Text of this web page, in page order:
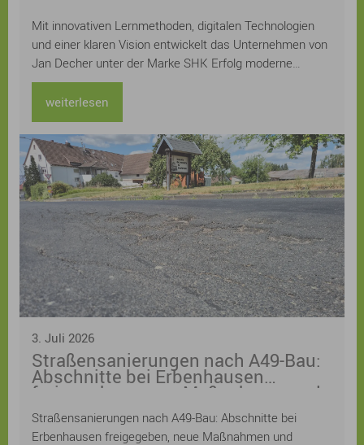
Mit innovativen Lernmethoden, digitalen Technologien
und einer klaren Vision entwickelt das Unternehmen von
Jan Decher unter der Marke SHK Erfolg moderne
Prüfungsvorbereitungen für das Sanitär-, Heizungs- und
Klimahandwerk. Bereits über 12.000 Auszubildende aus
ganz Deutschland wurden auf ihrem Weg zur Prüfung
unterstützt.
weiterlesen
3. Juli 2026
Straßensanierungen nach A49-Bau:
Abschnitte bei Erbenhausen
freigegeben, neue Maßnahmen und
Sperrungen zwischen
Appenrod/Dannenrod und Maulbach
Straßensanierungen nach A49-Bau: Abschnitte bei
Erbenhausen freigegeben, neue Maßnahmen und